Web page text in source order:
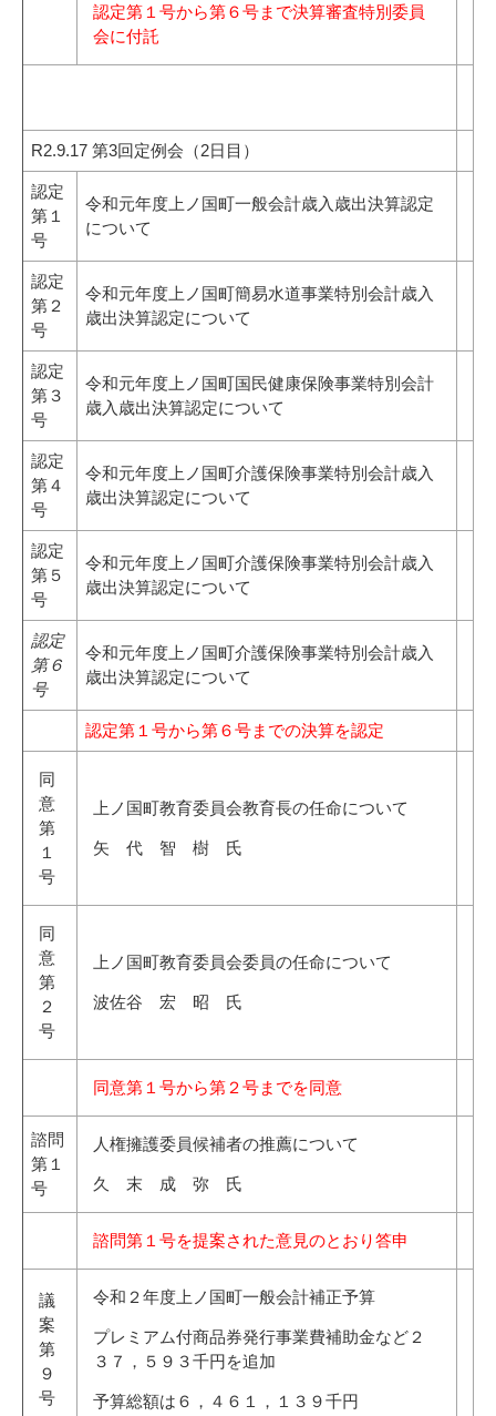
認定第１号から第６号まで決算審査特別委員
会に付託
R2.9.17 第3回定例会（2日目）
認定
第１
号
令和元年度上ノ国町一般会計歳入歳出決算認定
について
認定
第２
号
令和元年度上ノ国町簡易水道事業特別会計歳入
歳出決算認定について
認定
第３
号
令和元年度上ノ国町国民健康保険事業特別会計
歳入歳出決算認定について
認定
第４
号
令和元年度上ノ国町介護保険事業特別会計歳入
歳出決算認定について
認定
第５
号
令和元年度上ノ国町介護保険事業特別会計歳入
歳出決算認定について
認定
第６
号
令和元年度上ノ国町介護保険事業特別会計歳入
歳出決算認定について
認定第１号から第６号までの決算を認定
同
意
第
１
号
上ノ国町教育委員会教育長の任命について
矢 代 智 樹 氏
同
意
第
２
号
上ノ国町教育委員会委員の任命について
波佐谷 宏 昭 氏
同意第１号から第２号までを同意
諮問
第１
号
人権擁護委員候補者の推薦について
久 末 成 弥 氏
諮問第１号を提案された意見のとおり答申
議
案
第
９
号
令和２年度上ノ国町一般会計補正予算
プレミアム付商品券発行事業費補助金など２
３７，５９３千円を追加
予算総額は６，４６１，１３９千円